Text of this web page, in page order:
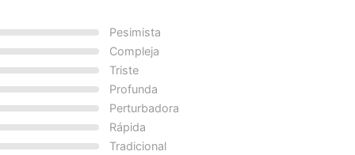
Pesimista
Compleja
Triste
Profunda
Perturbadora
Rápida
Tradicional